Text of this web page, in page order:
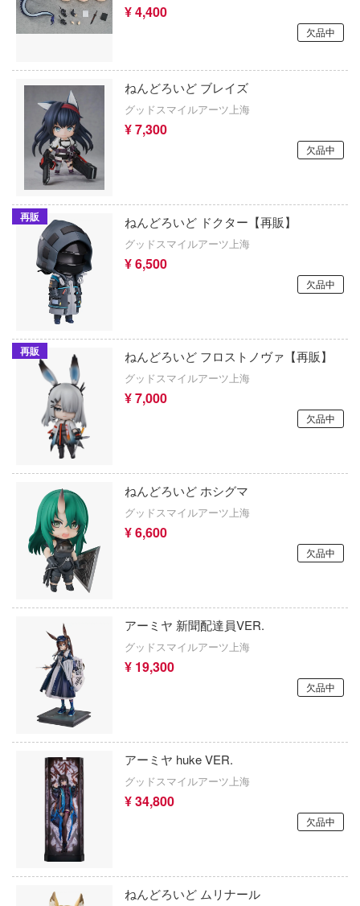
¥ 4,400
欠品中
ねんどろいど ブレイズ
グッドスマイルアーツ上海
¥ 7,300
欠品中
再販 ねんどろいど ドクター【再販】
グッドスマイルアーツ上海
¥ 6,500
欠品中
再販 ねんどろいど フロストノヴァ【再販】
グッドスマイルアーツ上海
¥ 7,000
欠品中
ねんどろいど ホシグマ
グッドスマイルアーツ上海
¥ 6,600
欠品中
アーミヤ 新聞配達員VER.
グッドスマイルアーツ上海
¥ 19,300
欠品中
アーミヤ huke VER.
グッドスマイルアーツ上海
¥ 34,800
欠品中
ねんどろいど ムリナール
魔法騎士レイアース
マジンガーシリーズ
ミニオンズ
無限邂逅メガロマリア
名探偵コナン
メダロット
メガミデバイス
鳴潮
遊☆戯☆王デュエルモンスターズ
ゆるキャン△
ユニコーンオーバーロード
勇者ライディーン
幽☆遊☆白書
勇者刑に処す 懲罰勇者9004隊刑務記録
鎧伝サムライトルーパー
戰記
ス・リコイル
ロから始める異世界生活
アーモリー
ス：1999
クマ
くシリーズ
ンメイデン
(ルビー)
マン
(ワンピース)
ック・バイク
ァイルジャパン